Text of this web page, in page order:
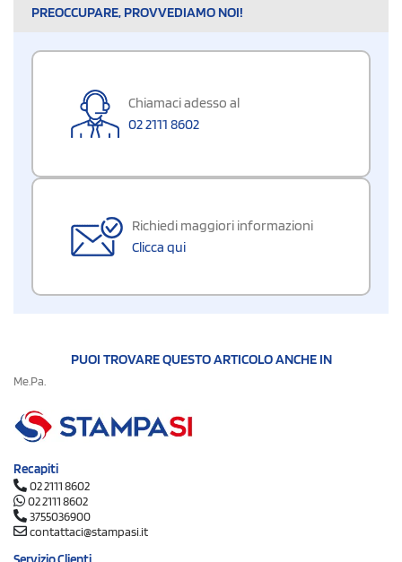
PREOCCUPARE, PROVVEDIAMO NOI!
Chiamaci adesso al
02 2111 8602
Richiedi maggiori informazioni
Clicca qui
PUOI TROVARE QUESTO ARTICOLO ANCHE IN
Me.Pa.
Recapiti
02 2111 8602
02 2111 8602
3755036900
contattaci@stampasi.it